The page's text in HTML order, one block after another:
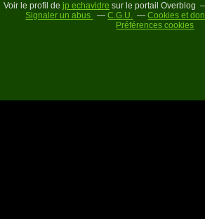
Voir le profil de jp echavidre sur le portail Overblog
Signaler un abus
C.G.U.
Cookies et
Préférences cookies